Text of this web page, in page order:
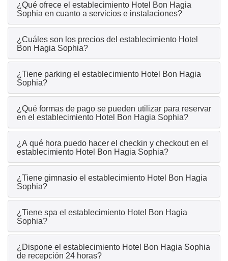
¿Qué ofrece el establecimiento Hotel Bon Hagia
Sophia en cuanto a servicios e instalaciones?
¿Cuáles son los precios del establecimiento Hotel
Bon Hagia Sophia?
¿Tiene parking el establecimiento Hotel Bon Hagia
Sophia?
¿Qué formas de pago se pueden utilizar para reservar
en el establecimiento Hotel Bon Hagia Sophia?
¿A qué hora puedo hacer el checkin y checkout en el
establecimiento Hotel Bon Hagia Sophia?
¿Tiene gimnasio el establecimiento Hotel Bon Hagia
Sophia?
¿Tiene spa el establecimiento Hotel Bon Hagia
Sophia?
¿Dispone el establecimiento Hotel Bon Hagia Sophia
de recepción 24 horas?